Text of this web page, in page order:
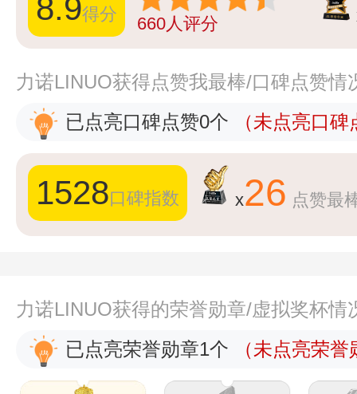
8.9得分 660人评分
力诺LINUO获得点赞我最棒/口碑点赞情
已点亮口碑点赞0个
（未点亮口
1528口碑指数 x26 点赞最
力诺LINUO获得的荣誉勋章/虚拟奖杯情
已点亮荣誉勋章1个
（未点亮荣